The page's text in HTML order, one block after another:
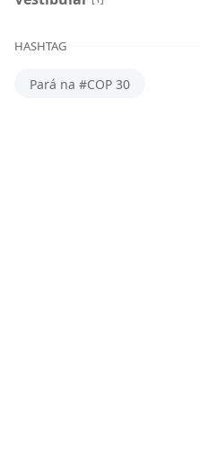
HASHTAG
Pará na #COP 30